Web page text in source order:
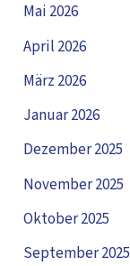
Mai 2026
April 2026
März 2026
Januar 2026
Dezember 2025
November 2025
Oktober 2025
September 2025